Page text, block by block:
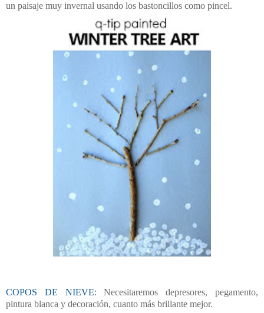
un paisaje muy invernal usando los bastoncillos como pincel.
COPOS DE NIEVE: Necesitaremos depresores, pegamento,
pintura blanca y decoración, cuanto más brillante mejor.